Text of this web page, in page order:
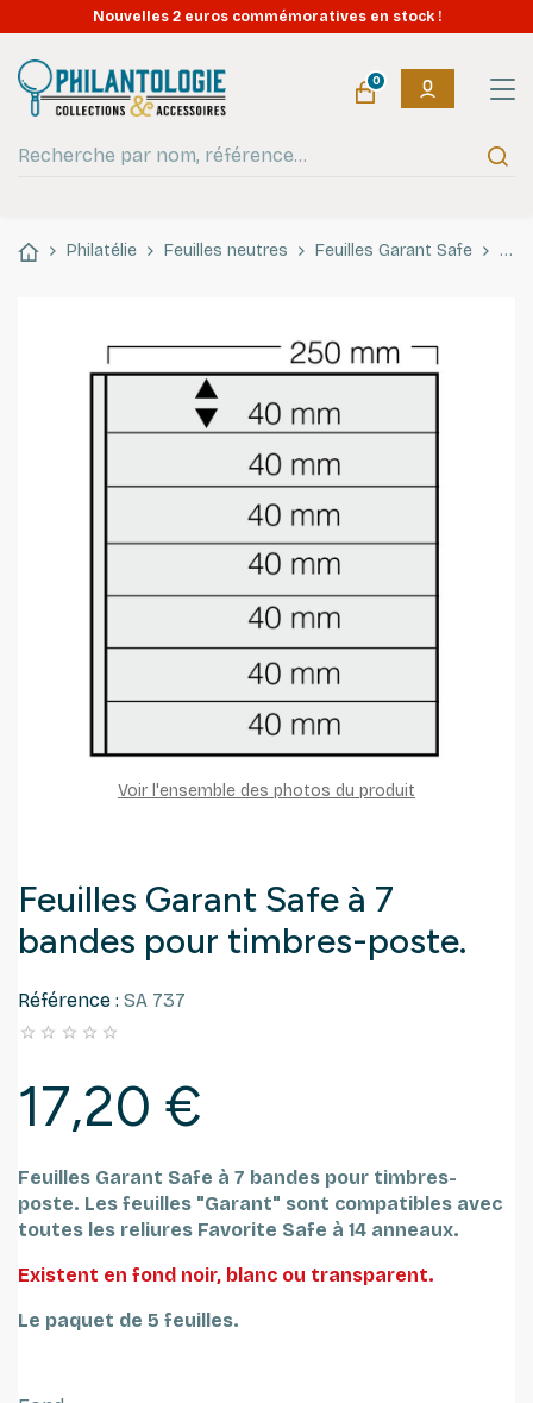
Nouvelles 2 euros commémoratives en stock !
0
Philatélie Feuilles neutres Feuilles Garant Safe
Voir l'ensemble des photos du produit
Feuilles Garant Safe à 7
bandes pour timbres-poste.
Référence : SA 737
    
17,20 €
Feuilles Garant Safe à 7 bandes pour timbres-
poste. Les feuilles "Garant" sont compatibles avec
toutes les reliures Favorite Safe à 14 anneaux.
Existent en fond noir, blanc ou transparent.
Le paquet de 5 feuilles.